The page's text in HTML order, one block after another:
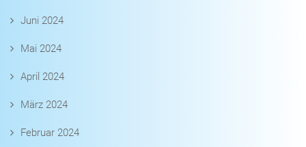
Juni 2024
Mai 2024
April 2024
März 2024
Februar 2024